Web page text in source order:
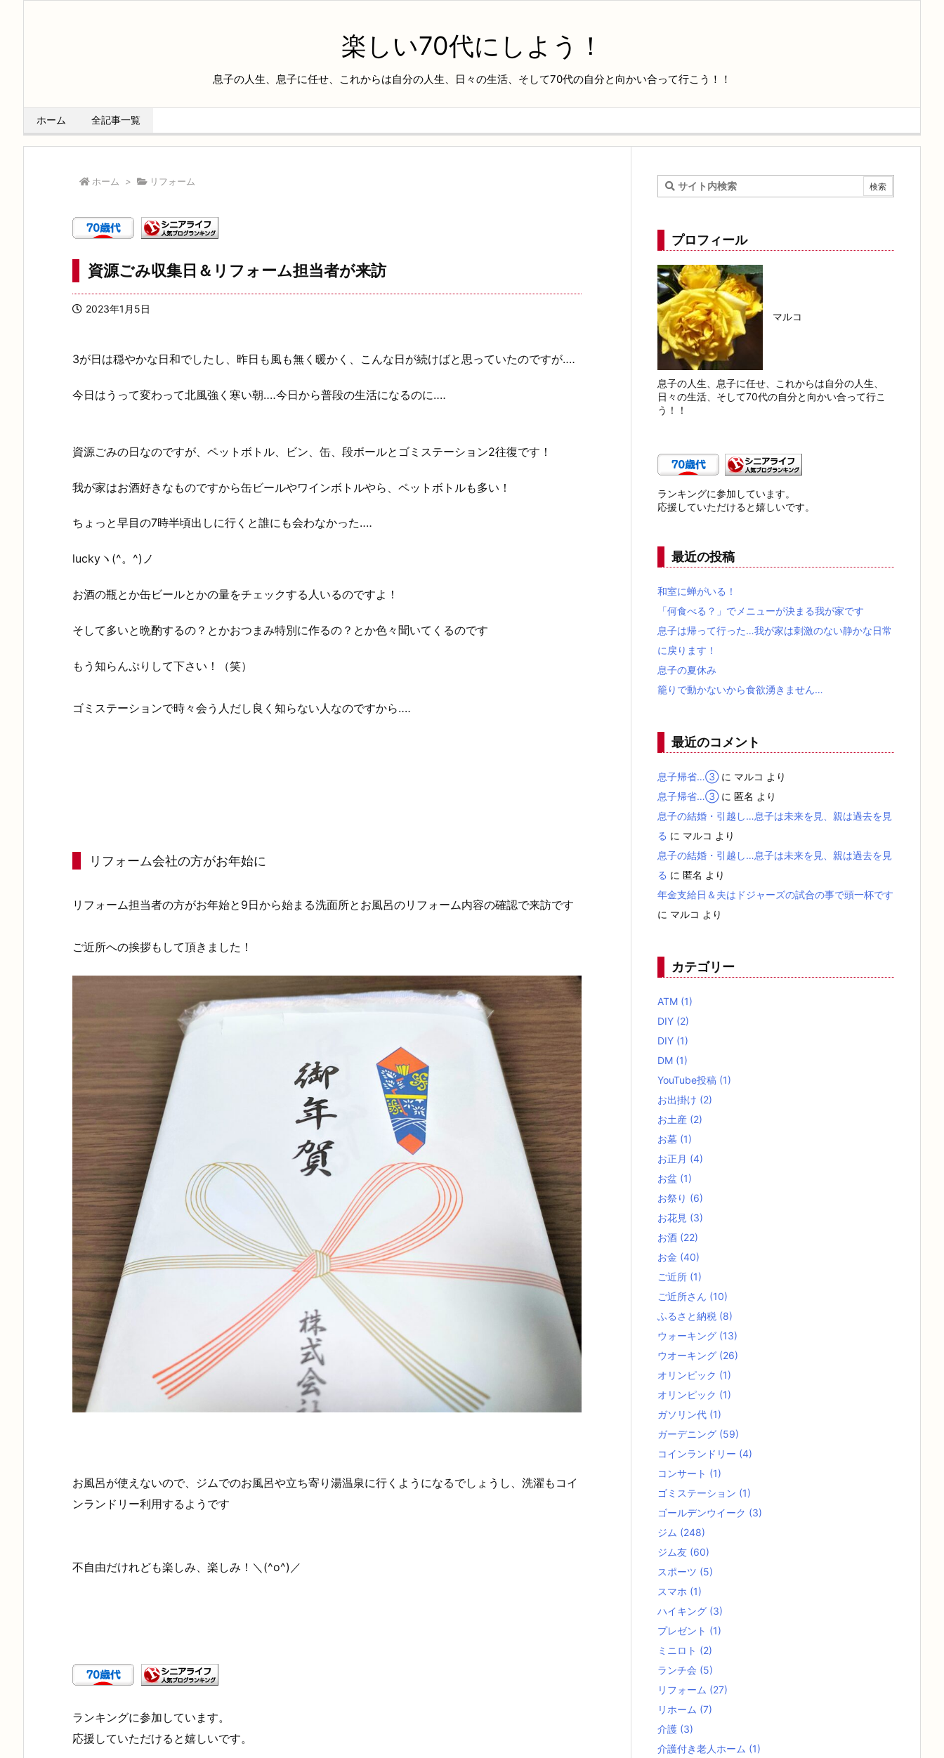
楽しい70代にしよう！
息子の人生、息子に任せ、これからは自分の人生、日々の生活、そして70代の自分と向かい合って行こう！！
ホーム 全記事一覧
ホーム > リフォーム
資源ごみ収集日＆リフォーム担当者が来訪
2023年1月5日
3が日は穏やかな日和でしたし、昨日も風も無く暖かく、こんな日が続けばと思っていたのですが‥‥
今日はうって変わって北風強く寒い朝‥‥今日から普段の生活になるのに‥‥
資源ごみの日なのですが、ペットボトル、ビン、缶、段ボールとゴミステーション2往復です！
我が家はお酒好きなものですから缶ビールやワインボトルやら、ペットボトルも多い！
ちょっと早目の7時半頃出しに行くと誰にも会わなかった‥‥
luckyヽ(^。^)ノ
お酒の瓶とか缶ビールとかの量をチェックする人いるのですよ！
そして多いと晩酌するの？とかおつまみ特別に作るの？とか色々聞いてくるのです
もう知らんぷりして下さい！（笑）
ゴミステーションで時々会う人だし良く知らない人なのですから‥‥
リフォーム会社の方がお年始に
リフォーム担当者の方がお年始と9日から始まる洗面所とお風呂のリフォーム内容の確認で来訪です
ご近所への挨拶もして頂きました！
お風呂が使えないので、ジムでのお風呂や立ち寄り湯温泉に行くようになるでしょうし、洗濯もコイ
ンランドリー利用するようです
不自由だけれども楽しみ、楽しみ！＼(^o^)／
ランキングに参加しています。
応援していただけると嬉しいです。
プロフィール
マルコ
息子の人生、息子に任せ、これからは自分の人生、
日々の生活、そして70代の自分と向かい合って行こ
う！！
ランキングに参加しています。
応援していただけると嬉しいです。
最近の投稿
和室に蝉がいる！
「何食べる？」でメニューが決まる我が家です
息子は帰って行った…我が家は刺激のない静かな日常
に戻ります！
息子の夏休み
籠りで動かないから食欲湧きません…
最近のコメント
息子帰省…③に マルコ より
息子帰省…③に 匿名 より
息子の結婚・引越し…息子は未来を見、親は過去を見
る に マルコ より
息子の結婚・引越し…息子は未来を見、親は過去を見
る に 匿名 より
年金支給日＆夫はドジャーズの試合の事で頭一杯です
に マルコ より
カテゴリー
ATM (1)
DIY (2)
DIY (1)
DM (1)
YouTube投稿 (1)
お出掛け (2)
お土産 (2)
お墓 (1)
お正月 (4)
お盆 (1)
お祭り (6)
お花見 (3)
お酒 (22)
お金 (40)
ご近所 (1)
ご近所さん (10)
ふるさと納税 (8)
ウォーキング (13)
ウオーキング (26)
オリンピック (1)
オリンピック (1)
ガソリン代 (1)
ガーデニング (59)
コインランドリー (4)
コンサート (1)
ゴミステーション (1)
ゴールデンウイーク (3)
ジム (248)
ジム友 (60)
スポーツ (5)
スマホ (1)
ハイキング (3)
プレゼント (1)
ミニロト (2)
ランチ会 (5)
リフォーム (27)
リホーム (7)
介護 (3)
介護付き老人ホーム (1)